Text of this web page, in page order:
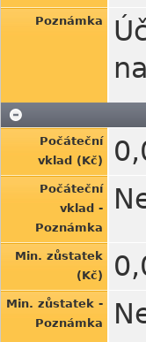
Poznámka
Počáteční
vklad (Kč)
Počáteční
vklad -
Poznámka
Min. zůstatek
(Kč)
Min. zůstatek -
Poznámka